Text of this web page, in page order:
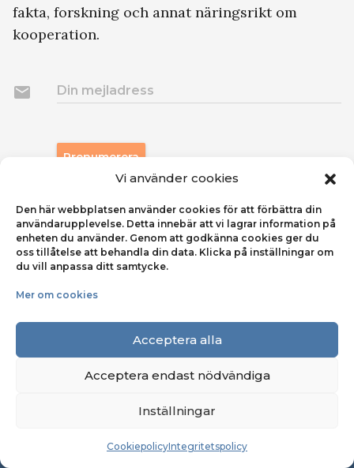
Vi använder cookies
Den här webbplatsen använder cookies för att förbättra din
användarupplevelse. Detta innebär att vi lagrar information på
enheten du använder. Genom att godkänna cookies ger du
oss tillåtelse att behandla din data. Klicka på inställningar om
du vill anpassa ditt samtycke.
Mer om cookies
Acceptera alla
Acceptera endast nödvändiga
Inställningar
CookiepolicyIntegritetspolicy
fakta, forskning och annat näringsrikt om
kooperation.
email Din mejladress
Prenumerera
Kontakta oss